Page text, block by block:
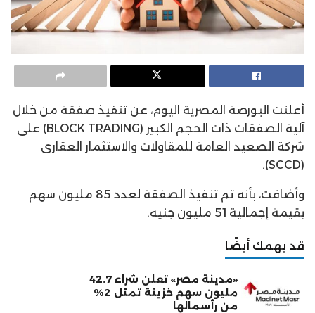
أعلنت البورصة المصرية اليوم، عن تنفيذ صفقة من خلال
آلية الصفقات ذات الحجم الكبير (BLOCK TRADING) على
شركة الصعيد العامة للمقاولات والاستثمار العقارى
(SCCD).
وأضافت، بأنه تم تنفيذ الصفقة لعدد 85 مليون سهم
بقيمة إجمالية 51 مليون جنيه.
قد يهمك أيضًا
«مدينة مصر» تعلن شراء 42.7
مليون سهم خزينة تمثل 2%
من رأسمالها